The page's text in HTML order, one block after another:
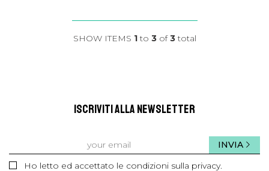
SHOW ITEMS 1to 3of3total
ISCRIVITI ALLA NEWSLETTER
Ho letto ed accettato le condizioni sulla privacy.
INVIA